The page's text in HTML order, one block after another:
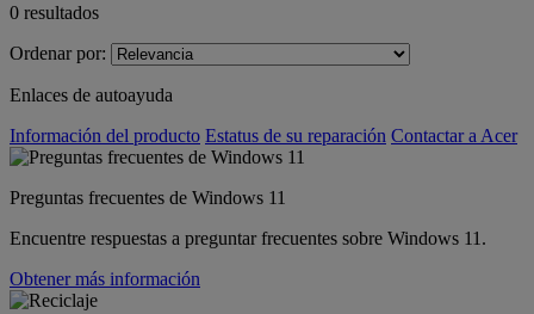
0 resultados
Ordenar por:
Enlaces de autoayuda
Información del producto Estatus de su reparación Contactar a Acer
Preguntas frecuentes de Windows 11
Encuentre respuestas a preguntar frecuentes sobre Windows 11.
Obtener más información